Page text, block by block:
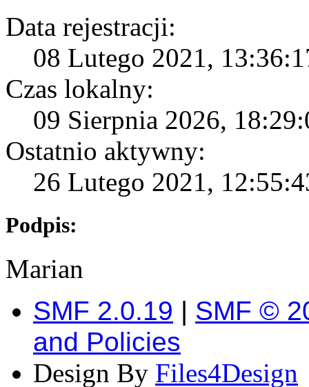
Data rejestracji:
08 Lutego 2021,
Czas lokalny:
09 Sierpnia 2026,
Ostatnio aktywny:
26 Lutego 2021,
Podpis:
Marian
SMF 2.0.19 | SMF ©
and Policies
Design By Files4Design